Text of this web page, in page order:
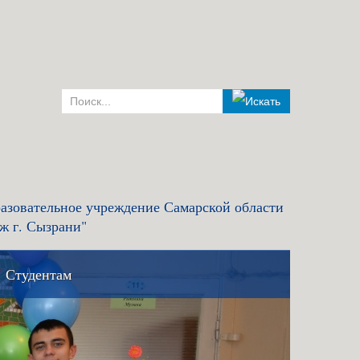
учреждение Самарской области
г. Сызрани"
и правила
Студентам
Льготный кредит на образование